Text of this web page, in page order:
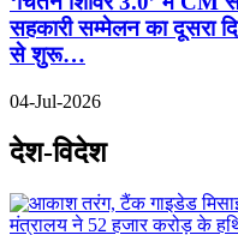
सहकारी सम्मेलन का दूसरा
से शुरू…
04-Jul-2026
देश-विदेश